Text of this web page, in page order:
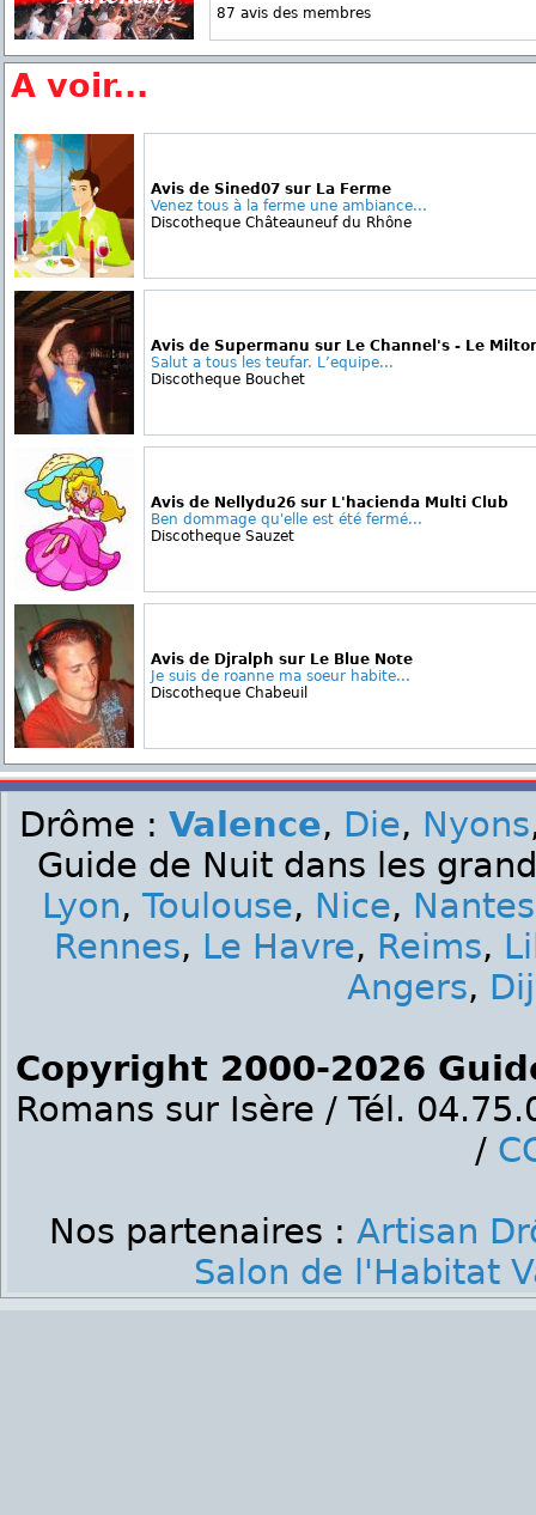
87 avis des membres
A voir...
Avis de Sined07 sur La Ferme
Venez tous à la ferme une ambiance...
Discotheque Châteauneuf du Rhône
Avis de Supermanu sur Le Channel's - Le
Salut a tous les teufar. L’equipe...
Discotheque Bouchet
Avis de Nellydu26 sur L'hacienda Multi Club
Ben dommage qu'elle est été fermé...
Discotheque Sauzet
Avis de Djralph sur Le Blue Note
Je suis de roanne ma soeur habite...
Discotheque Chabeuil
Drôme : Valence, Die, Nyons
Guide de Nuit dans les
Lyon, Toulouse, Nice, Nantes
Rennes, Le Havre, Reims,
Angers,
Copyright 2000-2026
Romans sur Isère / Tél.
/
Nos partenaires : Artisan
Salon de l'Habitat